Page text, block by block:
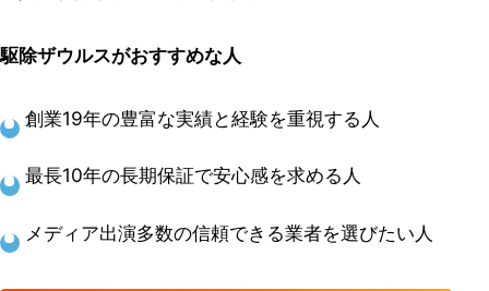
駆除ザウルスがおすすめな人
創業19年の豊富な実績と経験を重視する人
最長10年の長期保証で安心感を求める人
メディア出演多数の信頼できる業者を選びたい人